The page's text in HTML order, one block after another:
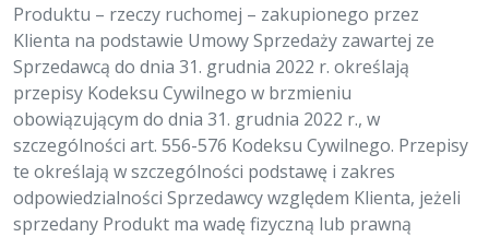
Produktu – rzeczy ruchomej – zakupionego przez
Klienta na podstawie Umowy Sprzedaży zawartej ze
Sprzedawcą do dnia 31. grudnia 2022 r. określają
przepisy Kodeksu Cywilnego w brzmieniu
obowiązującym do dnia 31. grudnia 2022 r., w
szczególności art. 556-576 Kodeksu Cywilnego. Przepisy
te określają w szczególności podstawę i zakres
odpowiedzialności Sprzedawcy względem Klienta, jeżeli
sprzedany Produkt ma wadę fizyczną lub prawną